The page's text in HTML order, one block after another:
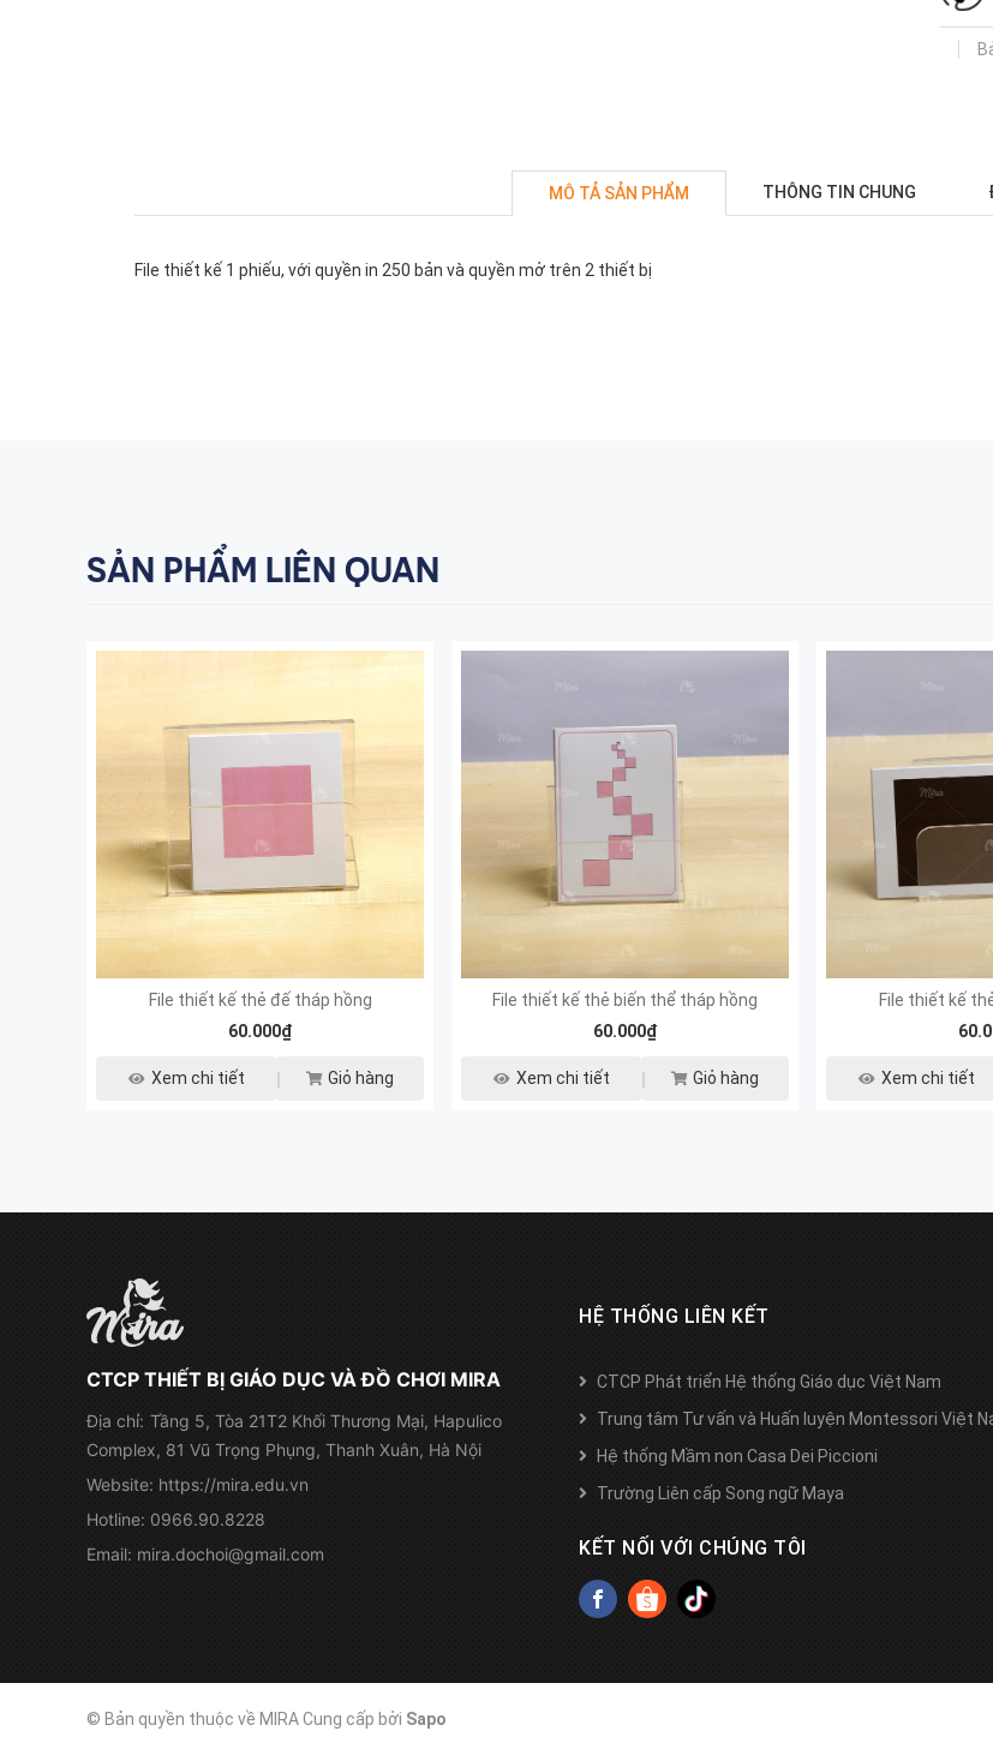
MÔ TẢ SẢN PHẨM THÔNG TIN CHUNG
File thiết kế 1 phiếu, với quyền in 250 bản và quyền mở trên 2 thiết bị
SẢN PHẨM LIÊN QUAN
File thiết kế thẻ đế tháp hồng
60.000₫
Xem chi tiết Giỏ hàng
File thiết kế thẻ biến thể tháp hồng
60.000₫
Xem chi tiết Giỏ hàng
File thiết kế
Xem chi tiết
CTCP THIẾT BỊ GIÁO DỤC VÀ ĐỒ CHƠI MIRA
Địa chỉ: Tầng 5, Tòa 21T2 Khối Thương Mại, Hapulico
Complex, 81 Vũ Trọng Phụng, Thanh Xuân, Hà Nội
Website: https://mira.edu.vn
Hotline: 0966.90.8228
Email: mira.dochoi@gmail.com
HỆ THỐNG LIÊN KẾT
CTCP Phát triển Hệ thống Giáo dục Việt Nam
Trung tâm Tư vấn và Huấn luyện Montessori Việt
Hệ thống Mầm non Casa Dei Piccioni
Trường Liên cấp Song ngữ Maya
KẾT NỐI VỚI CHÚNG TÔI
© Bản quyền thuộc về MIRACung cấp bởi Sapo